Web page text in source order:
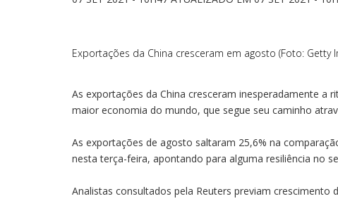
Exportações da China cresceram em agosto (Foto: Getty
As exportações da China cresceram inesperadamente a
maior economia do mundo, que segue seu caminho
As exportações de agosto saltaram 25,6% na
nesta terça-feira, apontando para alguma resiliência no
Analistas consultados pela Reuters previam crescimento